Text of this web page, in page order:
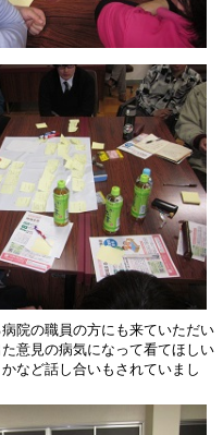
院の職員の方にも来ていただい
意見の病気になって看てほしい
など話し合いもされていまし